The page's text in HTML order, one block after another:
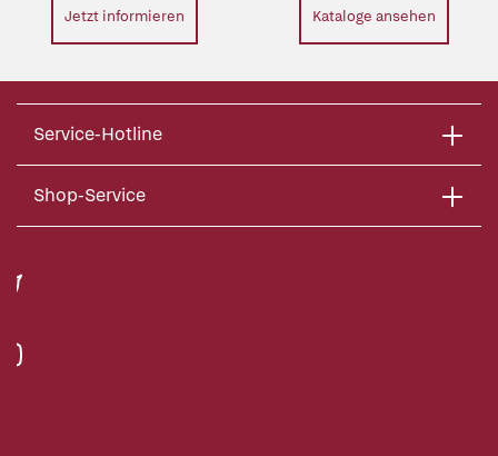
Jetzt informieren Kataloge ansehen
Service-Hotline
Shop-Service